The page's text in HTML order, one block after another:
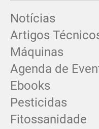
Notícias
Artigos
Máquinas
Agenda de
Ebooks
Pesticidas
Fitossanidade